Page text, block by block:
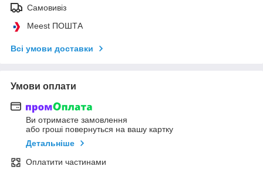
Самовивіз
Meest ПОШТА
Всі умови доставки
Умови оплати
Ви отримаєте замовлення
або гроші повернуться на вашу картку
Детальніше
Оплатити частинами